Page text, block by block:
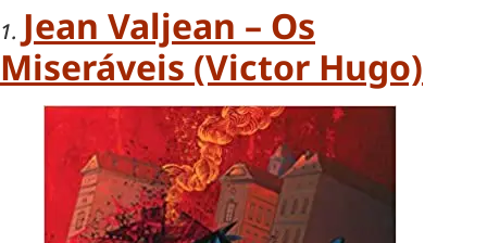
1. Jean Valjean – Os
Miseráveis (Victor Hugo)